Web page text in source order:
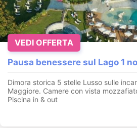
Pausa benessere sul Lago 1
Dimora storica 5 stelle Lusso sulle
Maggiore. Camere con vista
Piscina in & out
VEDI OFFERTA